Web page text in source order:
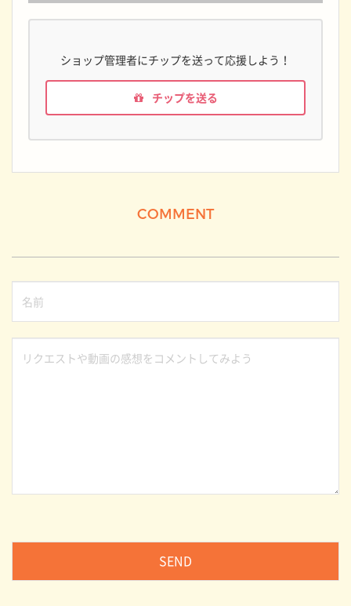
ショップ管理者にチップを送って応援しよう！
チップを送る
COMMENT